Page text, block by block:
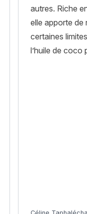
autres. Riche
elle apporte de
certaines
l’huile de coco
Article rédigé par